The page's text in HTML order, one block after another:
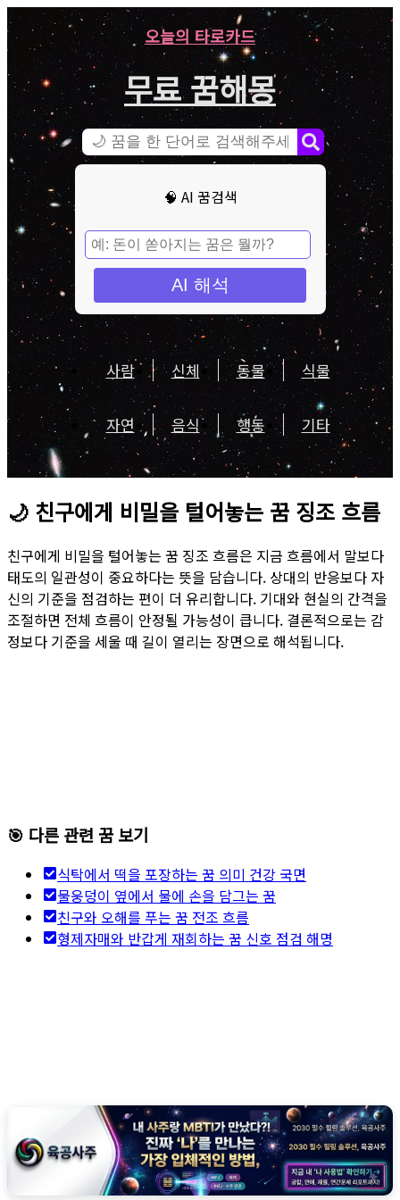
오늘의 타로카드
무료 꿈해몽
🧠 AI 꿈검색
AI 해석
사람 신체 동물 식물
자연 음식 행동 기타
🌙 친구에게 비밀을 털어놓는 꿈 징조 흐름
친구에게 비밀을 털어놓는 꿈 징조 흐름은 지금 흐름에서 말보다
태도의 일관성이 중요하다는 뜻을 담습니다. 상대의 반응보다 자
신의 기준을 점검하는 편이 더 유리합니다. 기대와 현실의 간격을
조절하면 전체 흐름이 안정될 가능성이 큽니다. 결론적으로는 감
정보다 기준을 세울 때 길이 열리는 장면으로 해석됩니다.
🎯 다른 관련 꿈 보기
식탁에서 떡을 포장하는 꿈 의미 건강 국면
물웅덩이 옆에서 물에 손을 담그는 꿈
친구와 오해를 푸는 꿈 전조 흐름
형제자매와 반갑게 재회하는 꿈 신호 점검 해명